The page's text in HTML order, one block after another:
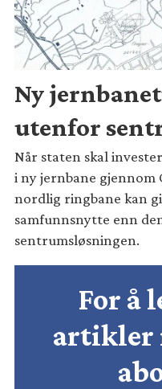
Ny
utenfor
Når staten skal
i ny jernbane gjennom
nordlig ringbane kan
samfunnsnytte enn
sentrumsløsningen.
For å
artikler